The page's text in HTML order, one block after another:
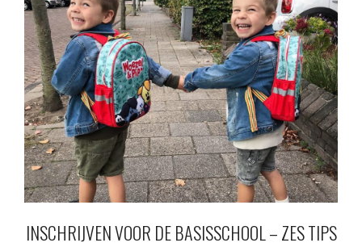
INSCHRIJVEN VOOR DE BASISSCHOOL – ZES TIPS